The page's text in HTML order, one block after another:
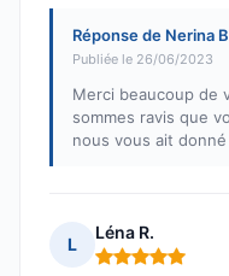
Réponse de Nerina
Publiée le 26/06/2023
Merci beaucoup de
sommes ravis que
nous vous ait
L
Léna R.
Note : 5 sur 5